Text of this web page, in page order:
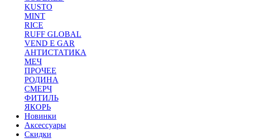
KUSTO
MINT
RICE
RUFF GLOBAL
VEND E GAR
АНТИСТАТИКА
МЕЧ
ПРОЧЕЕ
РОДИНА
СМЕРЧ
ФИТИЛЬ
ЯКОРЬ
Новинки
Аксессуары
Скидки